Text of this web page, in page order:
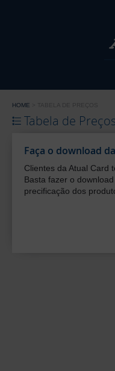
HOME TABELA DE PREÇOS
Tabela de Preços
Faça o download
Clientes da Atual Card
Basta fazer o
precificação dos